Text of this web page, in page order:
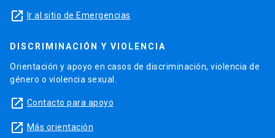
launch Ir al sitio de Emergencias
DISCRIMINACIÓN Y VIOLENCIA
Orientación y apoyo en casos de discriminación, violencia de
género o violencia sexual.
launch Contacto para apoyo
launch Más orientación